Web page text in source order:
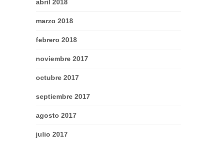
abril 2018
marzo 2018
febrero 2018
noviembre 2017
octubre 2017
septiembre 2017
agosto 2017
julio 2017